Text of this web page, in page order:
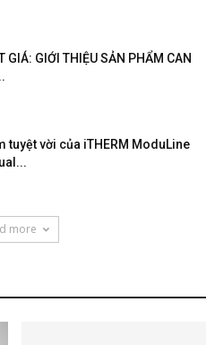
GIÁ: GIỚI THIỆU SẢN PHẨM CAN
tuyệt vời của iTHERM ModuLine
more